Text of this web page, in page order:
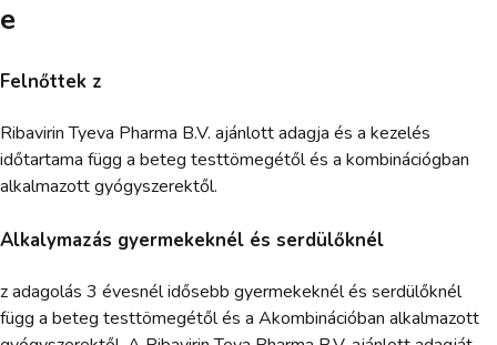
e
Felnőttek z
Ribavirin Tyeva Pharma B.V. ajánlott adagja és a kezelés
időtartama függ a beteg testtömegétől és a kombinációgban
alkalmazott gyógyszerektől.
Alkalymazás gyermekeknél és serdülőknél
z adagolás 3 évesnél idősebb gyermekeknél és serdülőknél
függ a beteg testtömegétől és a Akombinációban alkalmazott